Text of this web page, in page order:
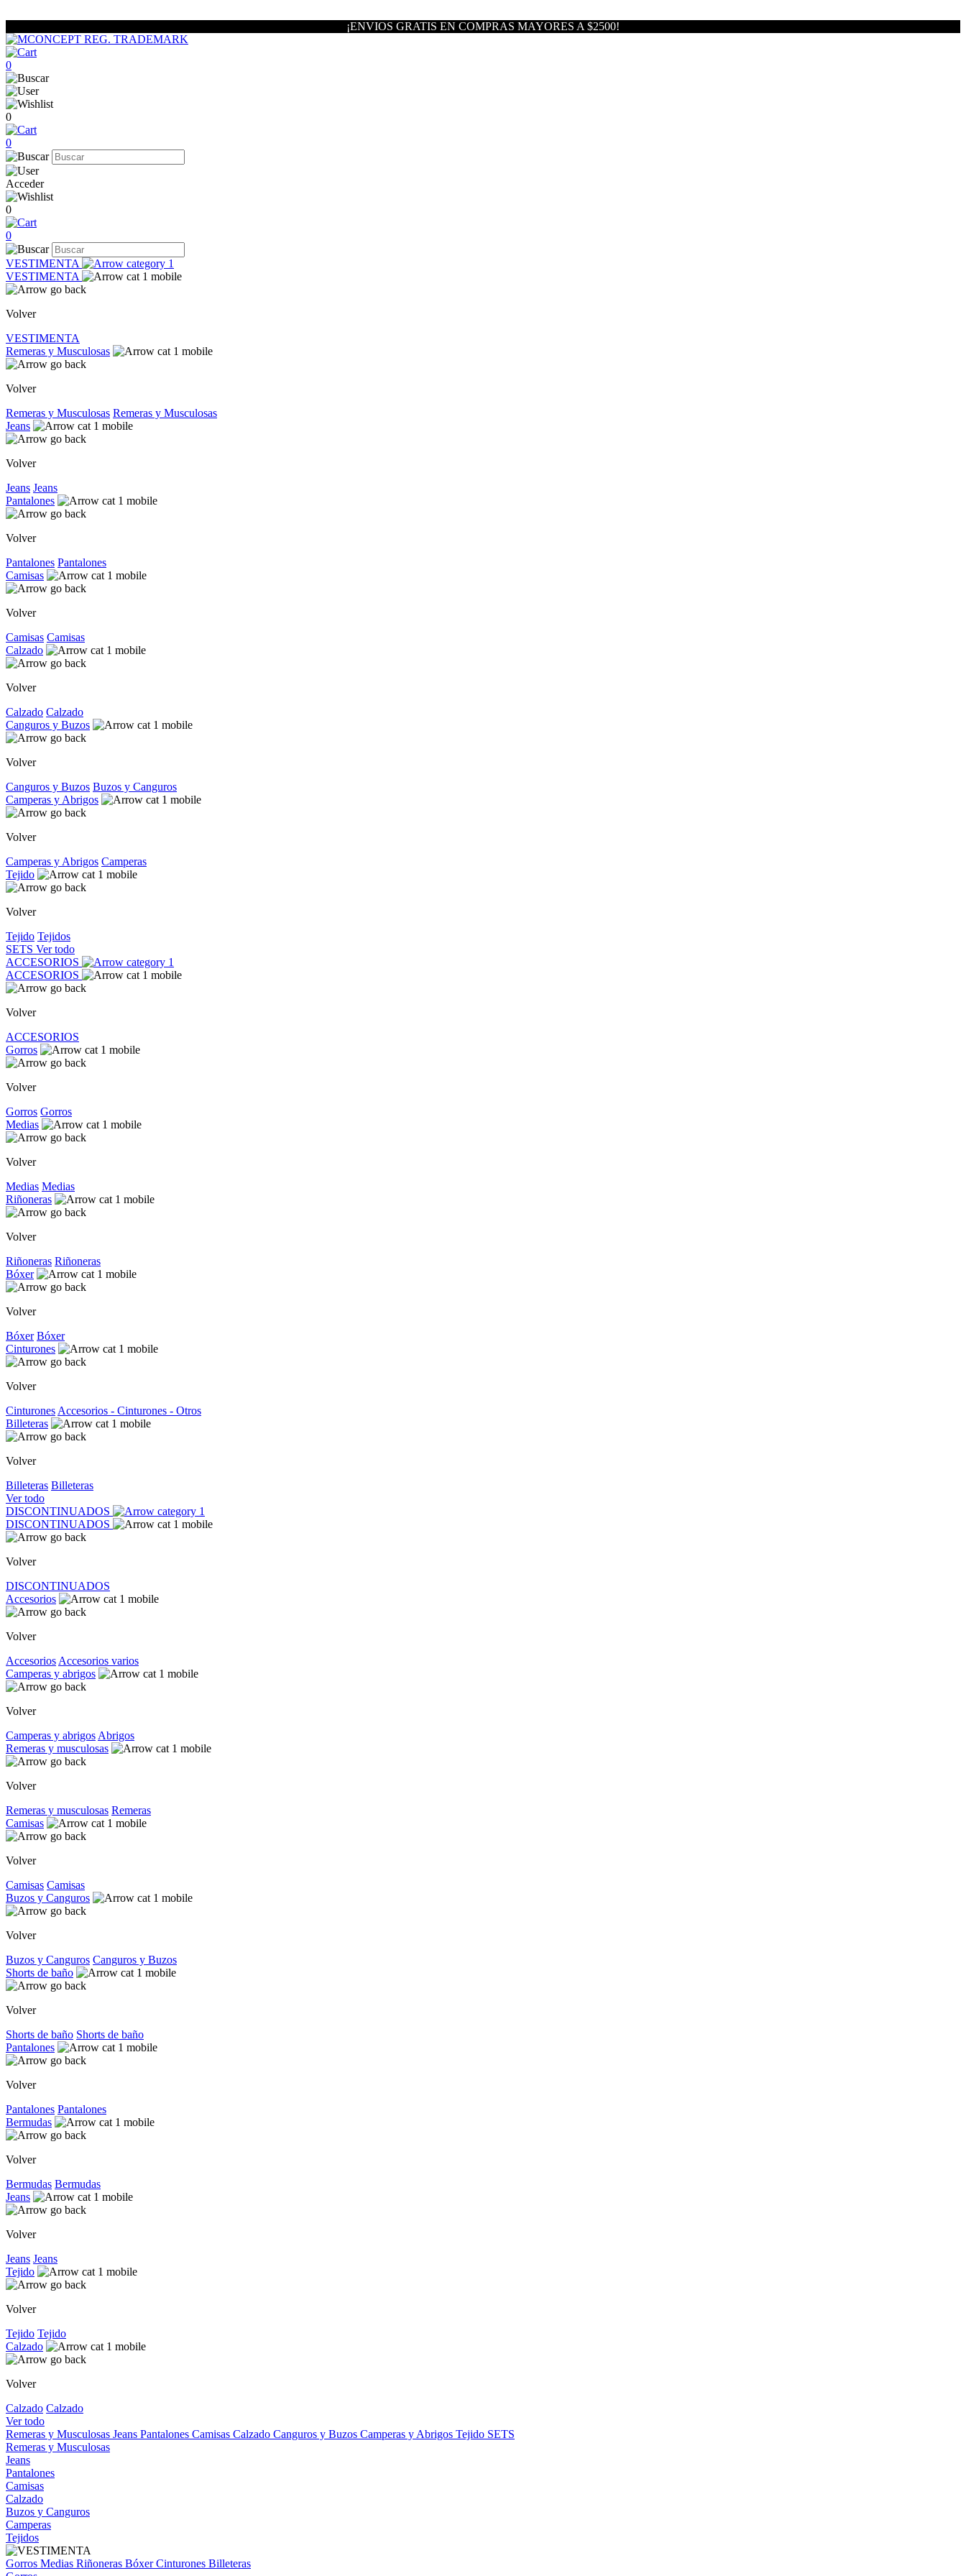
¡ENVIOS GRATIS EN COMPRAS MAYORES A $2500!
0
0
0
Acceder
0
0
VESTIMENTA
VESTIMENTA
Volver
VESTIMENTA
Remeras y Musculosas
Volver
Remeras y Musculosas Remeras y Musculosas
Jeans
Volver
Jeans Jeans
Pantalones
Volver
Pantalones Pantalones
Camisas
Volver
Camisas Camisas
Calzado
Volver
Calzado Calzado
Canguros y Buzos
Volver
Canguros y Buzos Buzos y Canguros
Camperas y Abrigos
Volver
Camperas y Abrigos Camperas
Tejido
Volver
Tejido Tejidos
SETS Ver todo
ACCESORIOS
ACCESORIOS
Volver
ACCESORIOS
Gorros
Volver
Gorros Gorros
Medias
Volver
Medias Medias
Riñoneras
Volver
Riñoneras Riñoneras
Bóxer
Volver
Bóxer Bóxer
Cinturones
Volver
Cinturones Accesorios - Cinturones - Otros
Billeteras
Volver
Billeteras Billeteras
Ver todo
DISCONTINUADOS
DISCONTINUADOS
Volver
DISCONTINUADOS
Accesorios
Volver
Accesorios Accesorios varios
Camperas y abrigos
Volver
Camperas y abrigos Abrigos
Remeras y musculosas
Volver
Remeras y musculosas Remeras
Camisas
Volver
Camisas Camisas
Buzos y Canguros
Volver
Buzos y Canguros Canguros y Buzos
Shorts de baño
Volver
Shorts de baño Shorts de baño
Pantalones
Volver
Pantalones Pantalones
Bermudas
Volver
Bermudas Bermudas
Jeans
Volver
Jeans Jeans
Tejido
Volver
Tejido Tejido
Calzado
Volver
Calzado Calzado
Ver todo
Remeras y Musculosas Jeans Pantalones Camisas Calzado Canguros y Buzos Camperas y Abrigos Tejido SETS
Remeras y Musculosas
Jeans
Pantalones
Camisas
Calzado
Buzos y Canguros
Camperas
Tejidos
Gorros Medias Riñoneras BóxerCinturones Billeteras